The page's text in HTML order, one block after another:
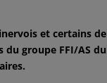
et certains de
du groupe FFI/AS du